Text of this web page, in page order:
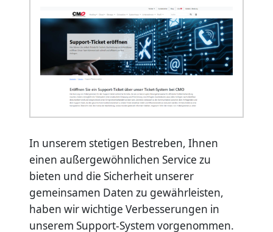
In unserem stetigen Bestreben, Ihnen
einen außergewöhnlichen Service zu
bieten und die Sicherheit unserer
gemeinsamen Daten zu gewährleisten,
haben wir wichtige Verbesserungen in
unserem Support-System vorgenommen.